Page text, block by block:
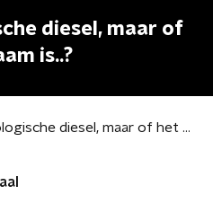
diesel, maar of
is..?
Nieuw: biologische diesel, maar of het ook duurzaam is..?